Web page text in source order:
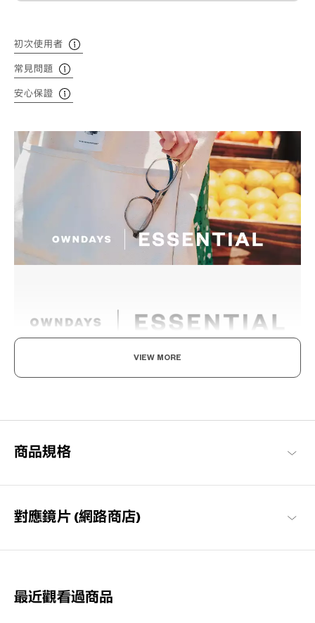
初次使用者
常見問題
安心保證
享受眼鏡的樂趣，迎接美好日常
VIEW MORE
商品規格
對應鏡片 (網路商店)
最近觀看過商品